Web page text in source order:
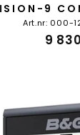
9
Art.nr: 000-
9